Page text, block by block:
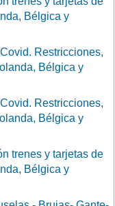
Bélgica y
Restricciones,
Bélgica y
Restricciones,
Bélgica y
trenes y tarjetas de
Bélgica y